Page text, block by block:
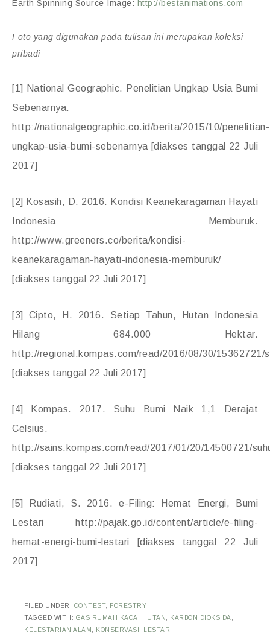
Earth Spinning Source Image: http://bestanimations.com
Foto yang digunakan pada tulisan ini merupakan koleksi
pribadi
[1] National Geographic. Penelitian Ungkap Usia Bumi
Sebenarnya.
http://nationalgeographic.co.id/berita/2015/10/penelitian-
ungkap-usia-bumi-sebenarnya [diakses tanggal 22 Juli
2017]
[2] Kosasih, D. 2016. Kondisi Keanekaragaman Hayati
Indonesia Memburuk.
http://www.greeners.co/berita/kondisi-
keanekaragaman-hayati-indonesia-memburuk/
[diakses tanggal 22 Juli 2017]
[3] Cipto, H. 2016. Setiap Tahun, Hutan Indonesia
Hilang 684.000 Hektar.
http://regional.kompas.com/read/2016/08/30/
[diakses tanggal 22 Juli 2017]
[4] Kompas. 2017. Suhu Bumi Naik 1,1 Derajat
Celsius.
http://sains.kompas.com/read/2017/01/20/14500721/
[diakses tanggal 22 Juli 2017]
[5] Rudiati, S. 2016. e-Filing: Hemat Energi, Bumi
Lestari http://pajak.go.id/content/article/e-filing-
hemat-energi-bumi-lestari [diakses tanggal 22 Juli
2017]
FILED UNDER: CONTEST,
FORESTRY
TAGGED WITH: GAS RUMAH KACA HUTAN KARBON DIOKSIDA
KELESTARIAN ALAM
KONSERVASI LESTARI